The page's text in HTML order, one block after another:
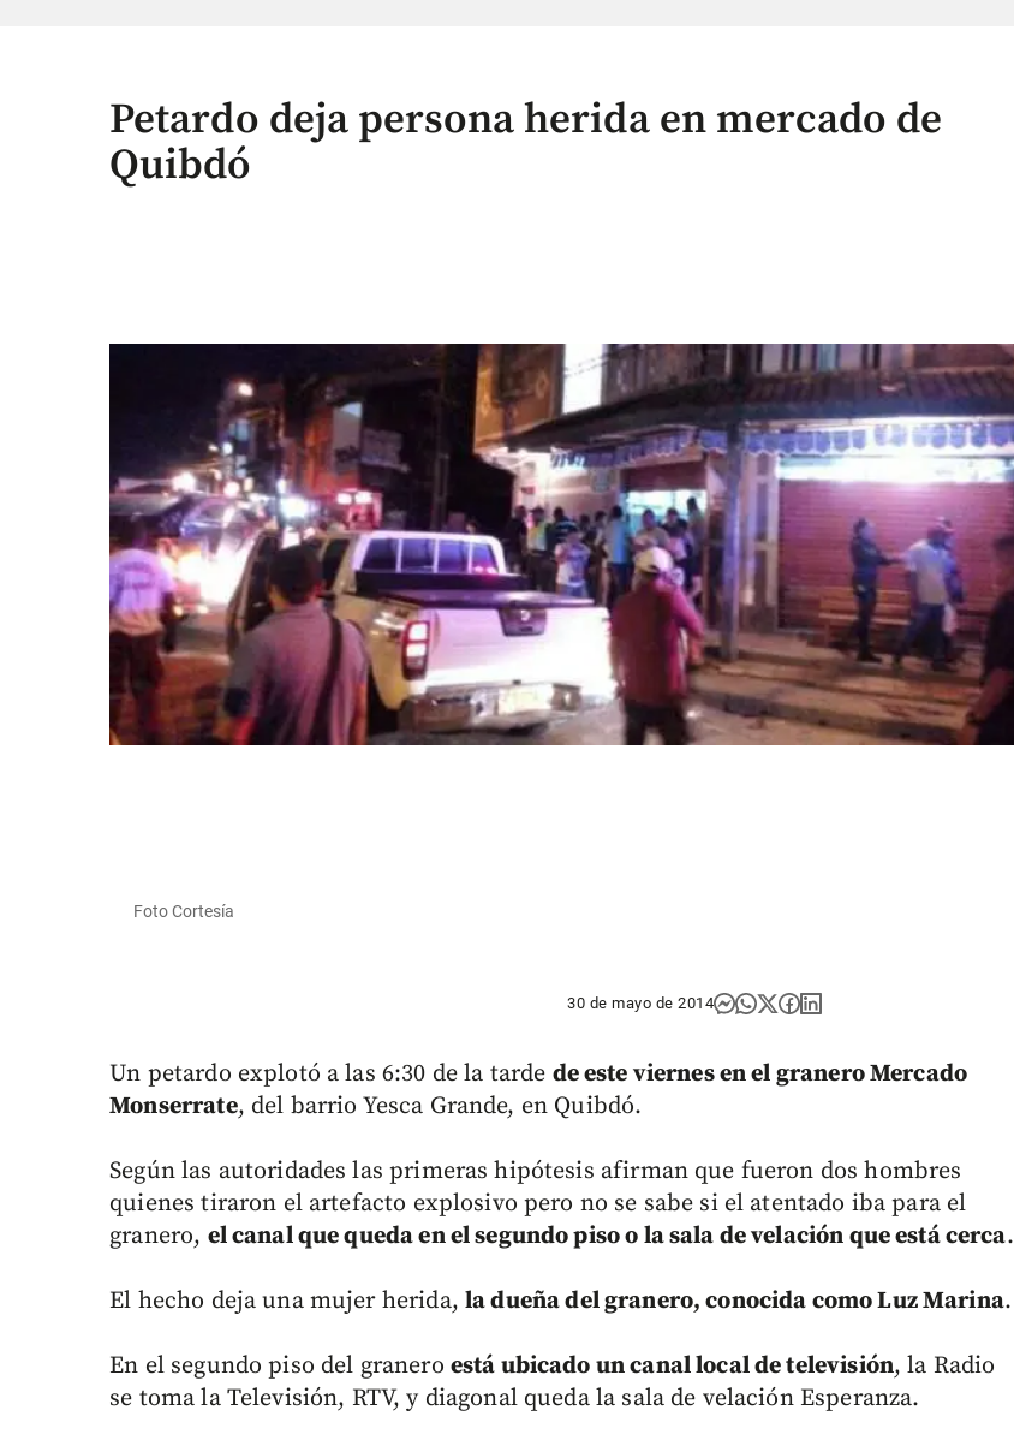
Petardo deja persona herida en mercado de
Quibdó
Foto Cortesía
30 de mayo de 2014
Un petardo explotó a las 6:30 de la tarde de este viernes en el granero Mercado
Monserrate, del barrio Yesca Grande, en Quibdó.
Según las autoridades las primeras hipótesis afirman que fueron dos hombres
quienes tiraron el artefacto explosivo pero no se sabe si el atentado iba para el
granero, el canal que queda en el segundo piso o la sala de velación que está cerca.
El hecho deja una mujer herida, la dueña del granero, conocida como Luz Marina.
En el segundo piso del granero está ubicado un canal local de televisión, la Radio
se toma la Televisión, RTV, y diagonal queda la sala de velación Esperanza.